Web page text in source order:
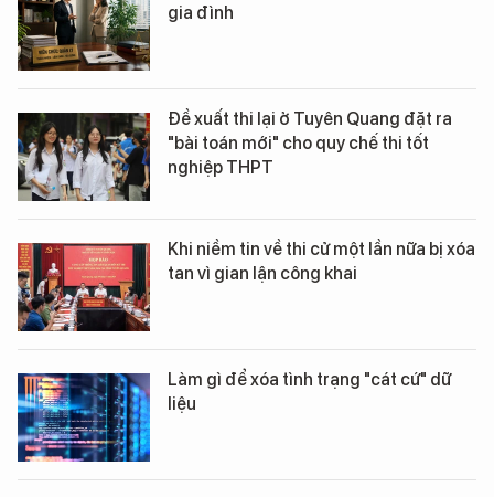
gia đình
Đề xuất thi lại ở Tuyên Quang đặt ra
"bài toán mới" cho quy chế thi tốt
nghiệp THPT
Khi niềm tin về thi cử một lần nữa bị xóa
tan vì gian lận công khai
Làm gì để xóa tình trạng "cát cứ" dữ
liệu